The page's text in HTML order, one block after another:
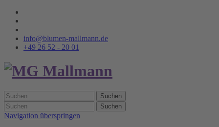
info@blumen-mallmann.de
+49 26 52 - 20 01
Suchen
Suchen
Navigation überspringen